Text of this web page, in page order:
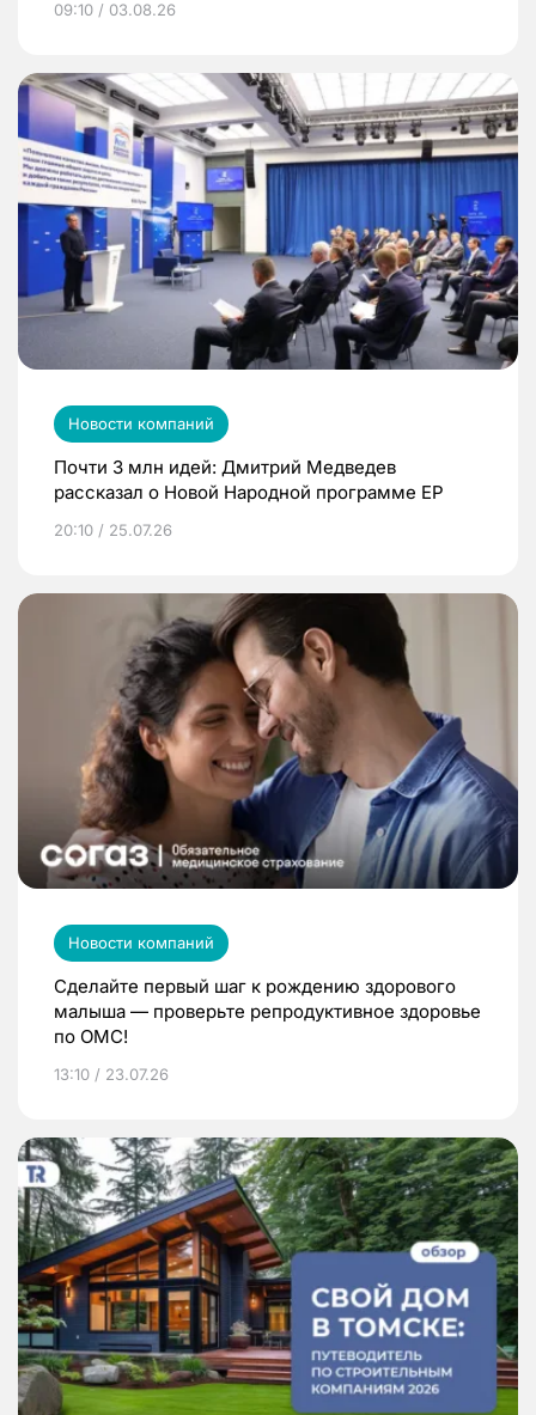
09:10 / 03.08.26
Новости компаний
Почти 3 млн идей: Дмитрий Медведев
рассказал о Новой Народной программе ЕР
20:10 / 25.07.26
Новости компаний
Сделайте первый шаг к рождению здорового
малыша — проверьте репродуктивное здоровье
по ОМС!
13:10 / 23.07.26